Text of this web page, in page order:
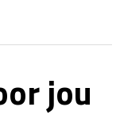
jou